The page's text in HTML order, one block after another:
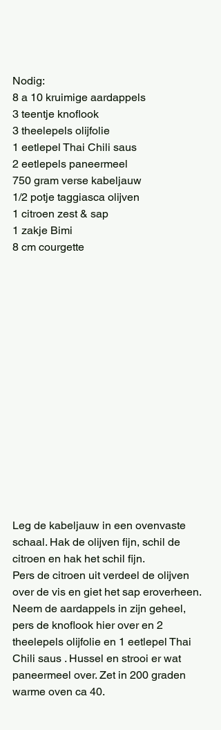
Nodig:
8 a 10 kruimige aardappels
3 teentje knoflook
3 theelepels olijfolie
1 eetlepel Thai Chili saus
2 eetlepels paneermeel
750 gram verse kabeljauw
1/2 potje taggiasca olijven
1 citroen zest & sap
1 zakje Bimi
8 cm courgette
Leg de kabeljauw in een ovenvaste
schaal. Hak de olijven fijn, schil de
citroen en hak het schil fijn.
Pers de citroen uit verdeel de olijven
over de vis en giet het sap eroverheen.
Neem de aardappels in zijn geheel,
pers de knoflook hier over en 2
theelepels olijfolie en 1 eetlepel Thai
Chili saus . Hussel en strooi er wat
paneermeel over. Zet in 200 graden
warme oven ca 40.